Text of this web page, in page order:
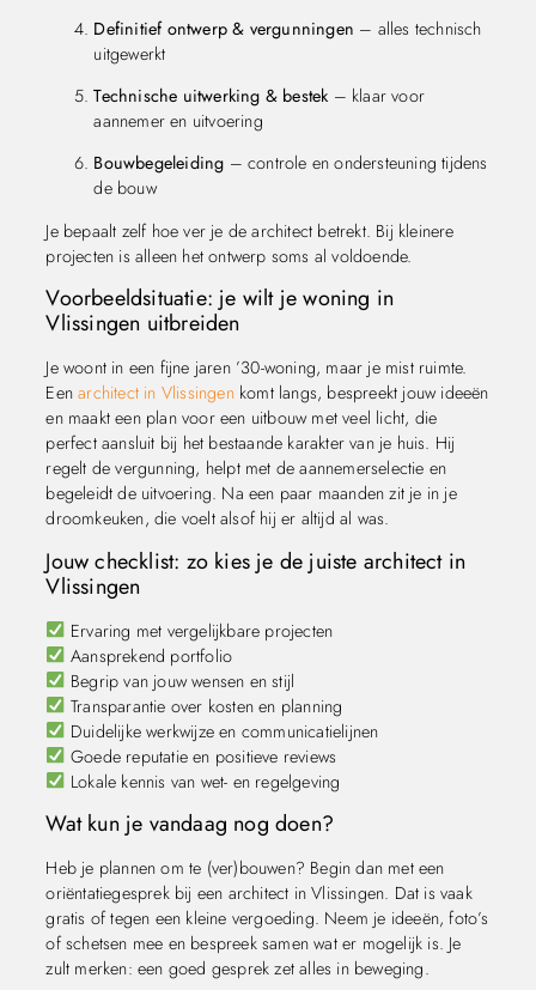
Definitief ontwerp & vergunningen – alles technisch
uitgewerkt
Technische uitwerking & bestek – klaar voor
aannemer en uitvoering
Bouwbegeleiding – controle en ondersteuning tijdens
de bouw
Je bepaalt zelf hoe ver je de architect betrekt. Bij kleinere
projecten is alleen het ontwerp soms al voldoende.
Voorbeeldsituatie: je wilt je woning in
Vlissingen uitbreiden
Je woont in een fijne jaren ’30-woning, maar je mist ruimte.
Eenarchitect in Vlissingenkomt langs, bespreekt jouw ideeën
en maakt een plan voor een uitbouw met veel licht, die
perfect aansluit bij het bestaande karakter van je huis. Hij
regelt de vergunning, helpt met de aannemerselectie en
begeleidt de uitvoering. Na een paar maanden zit je in je
droomkeuken, die voelt alsof hij er altijd al was.
Jouw checklist: zo kies je de juiste architect in
Vlissingen
Ervaring met vergelijkbare projecten
Aansprekend portfolio
Begrip van jouw wensen en stijl
Transparantie over kosten en planning
Duidelijke werkwijze en communicatielijnen
Goede reputatie en positieve reviews
Lokale kennis van wet- en regelgeving
Wat kun je vandaag nog doen?
Heb je plannen om te (ver)bouwen? Begin dan met een
oriëntatiegesprek bij een architect in Vlissingen. Dat is vaak
gratis of tegen een kleine vergoeding. Neem je ideeën, foto’s
of schetsen mee en bespreek samen wat er mogelijk is. Je
zult merken: een goed gesprek zet alles in beweging.